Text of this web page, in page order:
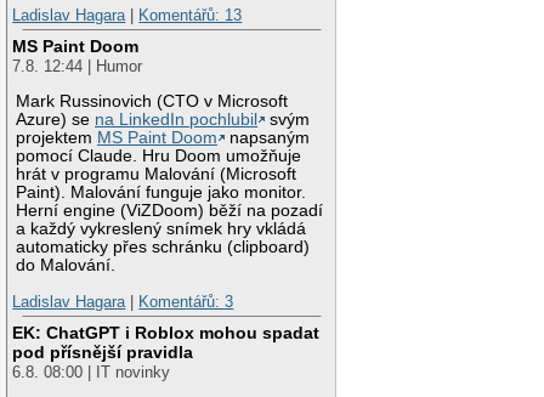
Ladislav Hagara
Komentářů: 13
MS Paint Doom
7.8. 12:44 | Humor
Mark Russinovich (CTO v Microsoft
Azure) se na LinkedIn pochlubil
svým
projektem MS Paint Doom
napsaným
pomocí Claude. Hru Doom umožňuje
hrát v programu Malování (Microsoft
Paint). Malování funguje jako monitor.
Herní engine (ViZDoom) běží na pozadí
a každý vykreslený snímek hry vkládá
automaticky přes schránku (clipboard)
do Malování.
Ladislav Hagara
Komentářů: 3
EK: ChatGPT i Roblox mohou spadat
pod přísnější pravidla
6.8. 08:00 | IT novinky